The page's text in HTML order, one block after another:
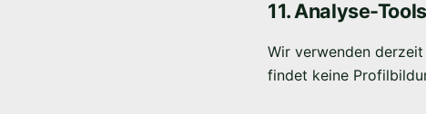
11. Analyse-Tools
Wir verwenden
findet keine